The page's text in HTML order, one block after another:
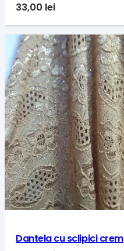
33,00 lei
Dantela cu sclipici crem